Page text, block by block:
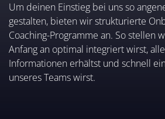
Um deinen Einstieg bei uns so
gestalten, bieten wir strukturierte
Coaching-Programme an. So stellen
Anfang an optimal integriert wirst,
Informationen erhältst und schnell
unseres Teams wirst.